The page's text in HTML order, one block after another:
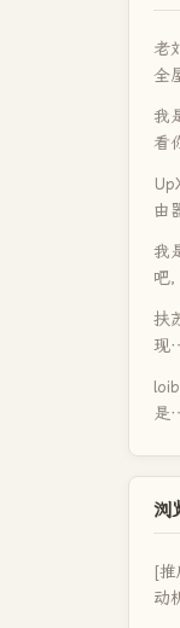
老
全
我
看
由
我
吧
扶
现
是
浏
[
动